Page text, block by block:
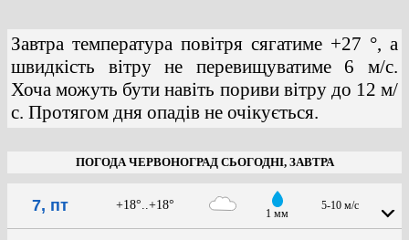
Завтра температура повітря сягатиме +27 °, а
швидкість вітру не перевищуватиме 6 м/с.
Хоча можуть бути навіть пориви вітру до 12 м/
с. Протягом дня опадів не очікується.
ПОГОДА ЧЕРВОНОГРАД СЬОГОДНІ, ЗАВТРА
7, пт +18°..+18°
1 мм
5-10 м/с